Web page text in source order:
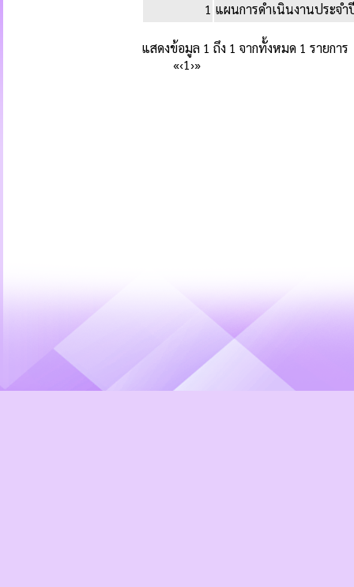
1 แผนการดำเนินงานประจ
แสดงข้อมูล 1 ถึง 1 จากทั้งหมด 1 รายการ
«‹1›»